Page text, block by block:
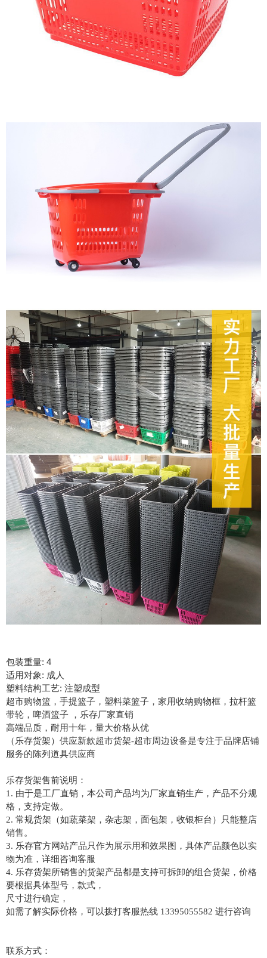
包装重量: 4
适用对象: 成人
塑料结构工艺: 注塑成型
超市购物篮，手提篮子，塑料菜篮子，家用收纳购物框，拉杆篮
带轮，啤酒篮子 ，乐存厂家直销
高端品质，耐用十年，量大价格从优
（乐存货架）供应新款超市货架-超市周边设备是专注于品牌店铺
服务的陈列道具供应商
乐存货架售前说明：
1. 由于是工厂直销，本公司产品均为厂家直销生产，产品不分规
格，支持定做。
2. 常规货架（如蔬菜架，杂志架，面包架，收银柜台）只能整店
销售。
3. 乐存官方网站产品只作为展示用和效果图，具体产品颜色以实
物为准，详细咨询客服
4. 乐存货架所销售的货架产品都是支持可拆卸的组合货架，价格
要根据具体型号，款式，
尺寸进行确定，
如需了解实际价格，可以拨打客服热线 13395055582 进行咨询
联系方式：